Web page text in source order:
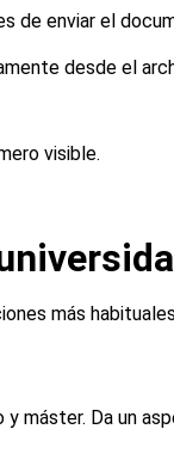
de enviar el
desde el
visible.
más
máster. Da un